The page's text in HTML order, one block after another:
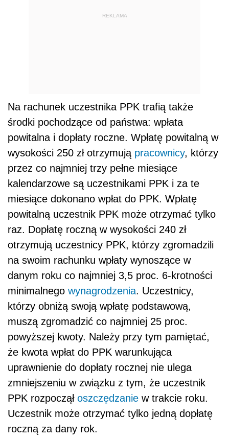
REKLAMA
Na rachunek uczestnika PPK trafią także
środki pochodzące od państwa: wpłata
powitalna i dopłaty roczne. Wpłatę powitalną w
wysokości 250 zł otrzymują pracownicy, którzy
przez co najmniej trzy pełne miesiące
kalendarzowe są uczestnikami PPK i za te
miesiące dokonano wpłat do PPK. Wpłatę
powitalną uczestnik PPK może otrzymać tylko
raz. Dopłatę roczną w wysokości 240 zł
otrzymują uczestnicy PPK, którzy zgromadzili
na swoim rachunku wpłaty wynoszące w
danym roku co najmniej 3,5 proc. 6-krotności
minimalnego wynagrodzenia. Uczestnicy,
którzy obniżą swoją wpłatę podstawową,
muszą zgromadzić co najmniej 25 proc.
powyższej kwoty. Należy przy tym pamiętać,
że kwota wpłat do PPK warunkująca
uprawnienie do dopłaty rocznej nie ulega
zmniejszeniu w związku z tym, że uczestnik
PPK rozpoczął oszczędzanie w trakcie roku.
Uczestnik może otrzymać tylko jedną dopłatę
roczną za dany rok.